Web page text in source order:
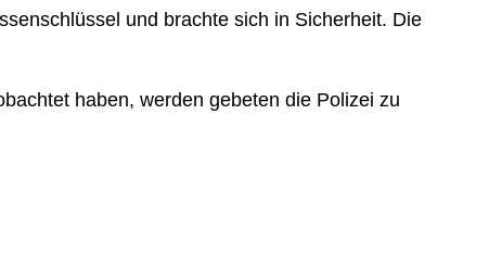
und brachte sich in Sicherheit. Die
haben, werden gebeten die Polizei zu